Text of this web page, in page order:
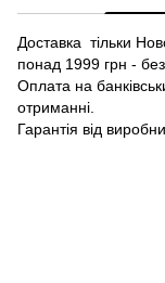
Доставка тільки
понад 1999 грн -
Оплата на
отриманні.
Гарантія від